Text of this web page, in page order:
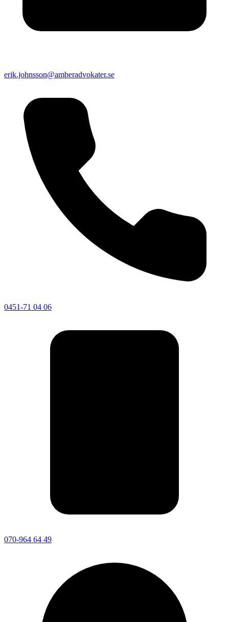
erik.johnsson@amberadvokater.se
0451-71 04 06
070-964 64 49